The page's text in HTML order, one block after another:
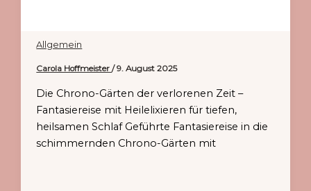
Allgemein
Carola Hoffmeister/9. August 2025
Die Chrono-Gärten der verlorenen Zeit –
Fantasiereise mit Heilelixieren für tiefen,
heilsamen Schlaf Geführte Fantasiereise in die
schimmernden Chrono-Gärten mit